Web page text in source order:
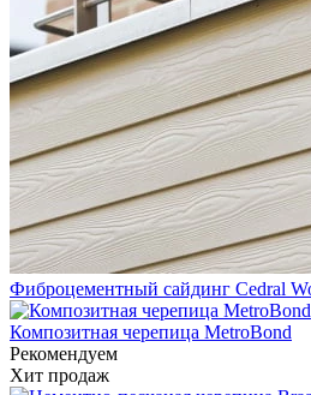
Фиброцементный сайдинг Cedral
Композитная черепица MetroBond
Рекомендуем
Хит продаж